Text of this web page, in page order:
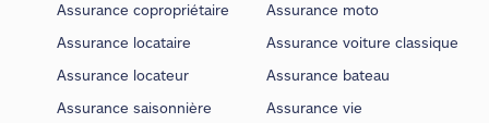
Assurance copropriétaire
Assurance locataire
Assurance locateur
Assurance saisonnière
Assurance moto
Assurance voiture classique
Assurance bateau
Assurance vie